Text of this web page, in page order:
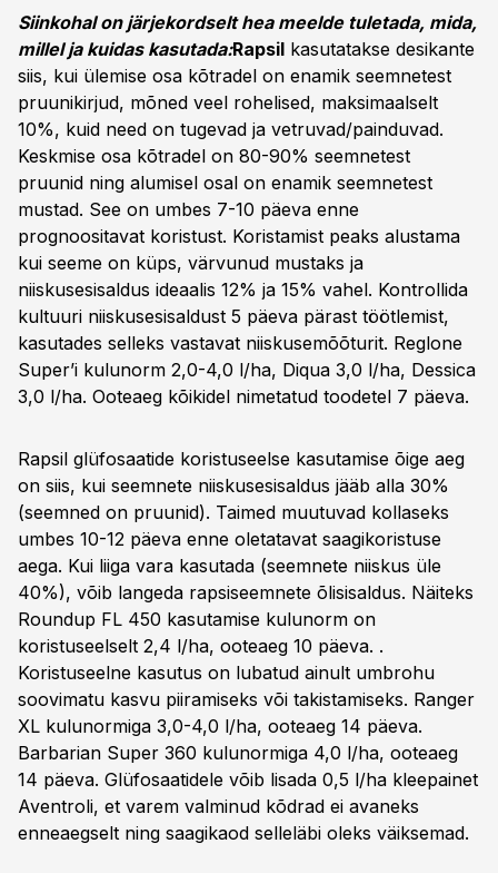
Siinkohal on järjekordselt hea meelde tuletada, mida,
millel ja kuidas kasutada:Rapsil kasutatakse desikante
siis, kui ülemise osa kõtradel on enamik seemnetest
pruunikirjud, mõned veel rohelised, maksimaalselt
10%, kuid need on tugevad ja vetruvad/painduvad.
Keskmise osa kõtradel on 80-90% seemnetest
pruunid ning alumisel osal on enamik seemnetest
mustad. See on umbes 7-10 päeva enne
prognoositavat koristust. Koristamist peaks alustama
kui seeme on küps, värvunud mustaks ja
niiskusesisaldus ideaalis 12% ja 15% vahel. Kontrollida
kultuuri niiskusesisaldust 5 päeva pärast töötlemist,
kasutades selleks vastavat niiskusemõõturit. Reglone
Super’i kulunorm 2,0-4,0 l/ha, Diqua 3,0 l/ha, Dessica
3,0 l/ha. Ooteaeg kõikidel nimetatud toodetel 7 päeva.
Rapsil glüfosaatide koristuseelse kasutamise õige aeg
on siis, kui seemnete niiskusesisaldus jääb alla 30%
(seemned on pruunid). Taimed muutuvad kollaseks
umbes 10-12 päeva enne oletatavat saagikoristuse
aega. Kui liiga vara kasutada (seemnete niiskus üle
40%), võib langeda rapsiseemnete õlisisaldus. Näiteks
Roundup FL 450 kasutamise kulunorm on
koristuseelselt 2,4 l/ha, ooteaeg 10 päeva. .
Koristuseelne kasutus on lubatud ainult umbrohu
soovimatu kasvu piiramiseks või takistamiseks. Ranger
XL kulunormiga 3,0-4,0 l/ha, ooteaeg 14 päeva.
Barbarian Super 360 kulunormiga 4,0 l/ha, ooteaeg
14 päeva. Glüfosaatidele võib lisada 0,5 l/ha kleepainet
Aventroli, et varem valminud kõdrad ei avaneks
enneaegselt ning saagikaod selleläbi oleks väiksemad.